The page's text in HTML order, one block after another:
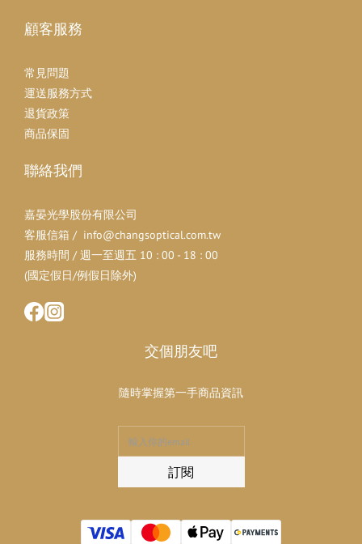
顧客服務
常見問題
運送服務方式
退貨政策
商品保固
聯絡我們
嘉晏光學股份有限公司
客服信箱 / info@changsoptical.com.tw
服務時間 / 週一至週五 10 : 00 - 18 : 00
(國定假日/例假日除外)
交個朋友吧
隨時掌握第一手商品資訊
訂閱